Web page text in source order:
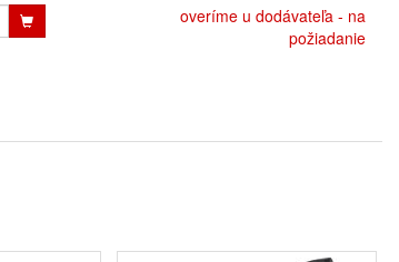
overíme u dodávateľa - na
požiadanie